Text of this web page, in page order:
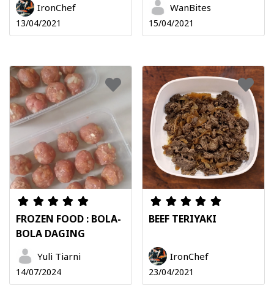
IronChef
13/04/2021
WanBites
15/04/2021
FROZEN FOOD : BOLA-
BOLA DAGING
Yuli Tiarni
14/07/2024
BEEF TERIYAKI
IronChef
23/04/2021